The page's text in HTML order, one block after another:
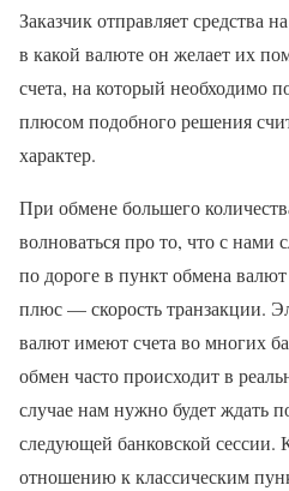
Заказчик отправляет средства
в какой валюте он желает их
счета, на который необходимо
плюсом подобного решения
характер.
При обмене большего
волноваться про то, что с нами
по дороге в пункт обмена
плюс — скорость транзакции.
валют имеют счета во многих
обмен часто происходит в
случае нам нужно будет ждать
следующей банковской
отношению к классическим